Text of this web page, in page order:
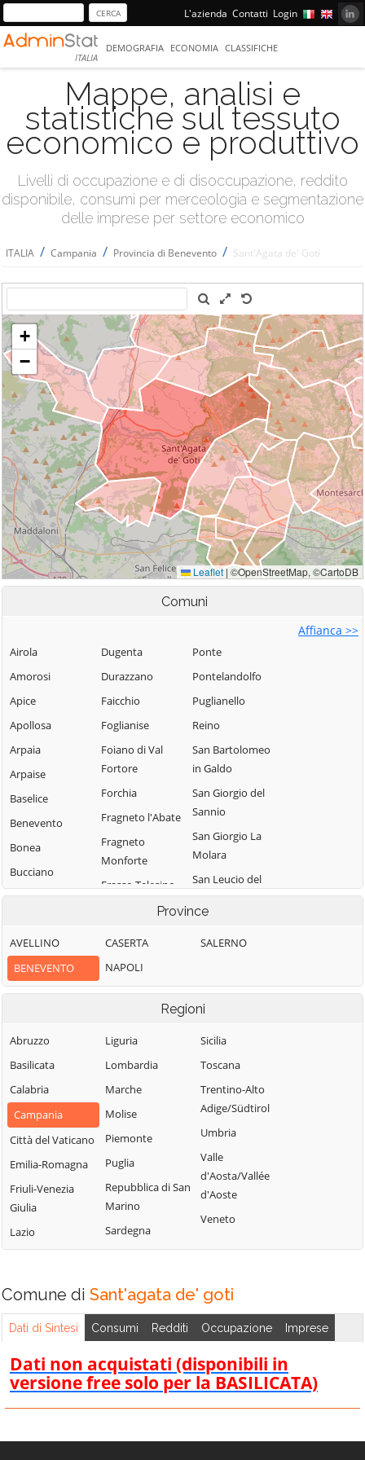
L'azienda Contatti Login
ITALIA
DEMOGRAFIA ECONOMIA CLASSIFICHE
Mappe, analisi e
statistiche sul tessuto
economico e produttivo
Livelli di occupazione e di disoccupazione, reddito
disponibile, consumi per merceologia e segmentazione
delle imprese per settore economico
ITALIA / Campania / Provincia di Benevento / Sant'Agata de' Goti
Comuni
Affianca >>
Airola
Amorosi
Apice
Apollosa
Arpaia
Arpaise
Baselice
Benevento
Bonea
Bucciano
Buonalbergo
Campolattaro
Campoli del
Monte Taburno
Castelfranco in
Castelpoto
Castelvenere
Val Fortore
Cautano
Colle Sannita
Cusano Mutri
Dugenta
Durazzano
Faicchio
Foglianise
Foiano di Val
Fortore
Forchia
Fragneto l'Abate
Fragneto
Monforte
Frasso Telesino
Ginestra degli
Sanframondi
Limatola
Moiano
Molinara
Montefalcone di
Val Fortore
Montesarchio
Morcone
Paduli
Pago Veiano
Pannarano
Pesco Sannita
Pietraroja
Pietrelcina
Ponte
Pontelandolfo
Puglianello
Reino
San Bartolomeo
in Galdo
San Giorgio del
Sannio
San Giorgio La
Molara
San Leucio del
Sannio
San Lorenzo
San Lupo
San Marco dei
Cavoti
San Nazzaro
San Nicola
San Salvatore
Telesino
Sant'Agata de'
Sant'Arcangelo
Trimonte
Santa Croce del
Sannio
Sassinoro
Solopaca
Province
AVELLINO
BENEVENTO
CASERTA
NAPOLI
SALERNO
Regioni
Abruzzo
Basilicata
Calabria
Campania
Città del Vaticano
Emilia-Romagna
Friuli-Venezia
Giulia
Lazio
Liguria
Lombardia
Marche
Molise
Piemonte
Puglia
Repubblica di San
Marino
Sardegna
Sicilia
Toscana
Trentino-Alto
Adige/Südtirol
Umbria
Valle
d'Aosta/Vallée
d'Aoste
Veneto
Comune di Sant'agata de' goti
Dati di Sintesi Consumi Redditi Occupazione Imprese
Dati non acquistati (disponibili in
versione free solo per la BASILICATA)